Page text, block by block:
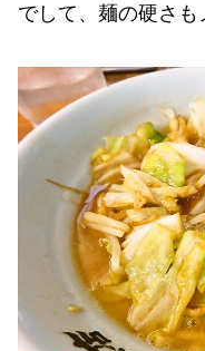
でして、麺の硬さも